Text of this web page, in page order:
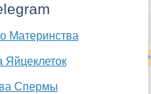
Материнства
Яйцеклеток
Спермы